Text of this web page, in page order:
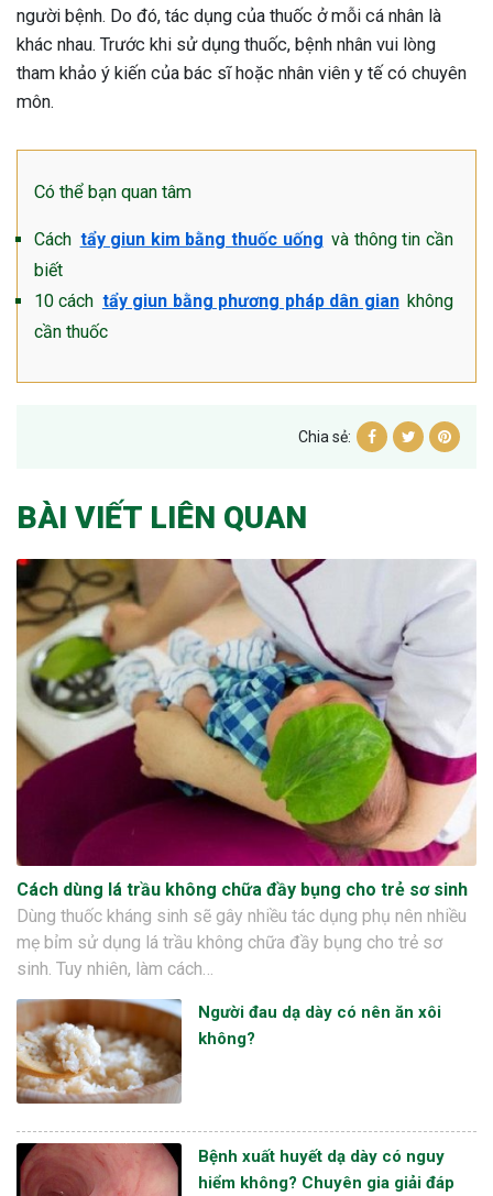
người bệnh. Do đó, tác dụng của thuốc ở mỗi cá nhân là
khác nhau. Trước khi sử dụng thuốc, bệnh nhân vui lòng
tham khảo ý kiến của bác sĩ hoặc nhân viên y tế có chuyên
môn.
Có thể bạn quan tâm
Cách tẩy giun kim bằng thuốc uống và thông tin cần
biết
10 cách tẩy giun bằng phương pháp dân gian không
cần thuốc
Chia sẻ:
BÀI VIẾT LIÊN QUAN
Cách dùng lá trầu không chữa đầy bụng cho trẻ sơ sinh
Dùng thuốc kháng sinh sẽ gây nhiều tác dụng phụ nên nhiều
mẹ bỉm sử dụng lá trầu không chữa đầy bụng cho trẻ sơ
sinh. Tuy nhiên, làm cách…
Người đau dạ dày có nên ăn xôi
không?
Bệnh xuất huyết dạ dày có nguy
hiểm không? Chuyên gia giải đáp